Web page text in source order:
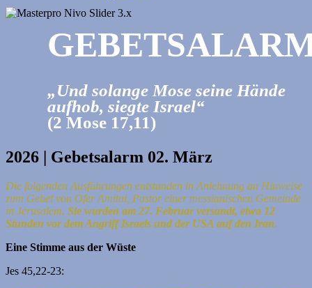
„Und solange Mose seine Hände
aufhob, siegte Israel“
(2 Mose 17,11)
2026 | Gebetsalarm 02. März
Die folgenden Ausführungen entstanden in Anlehnung an Hinweise
zum Gebet von Ofer Amitai, Pastor einer messianischen Gemeinde
in Jerusalem. Sie wurden am 27. Februar versandt, etwa 12
Stunden vor dem Angriff Israels und der USA auf den Iran.
Eine Stimme aus der Wüste
Jes 45,22-23: